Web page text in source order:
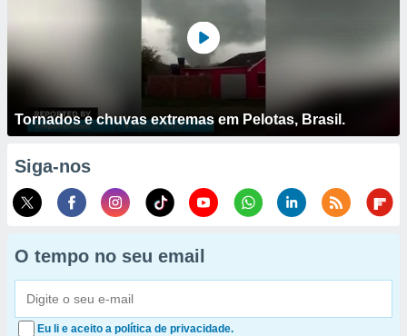
Tornados e chuvas extremas em Pelotas, Brasil.
Siga-nos
O tempo no seu email
Eu li e aceito a política de privacidade.